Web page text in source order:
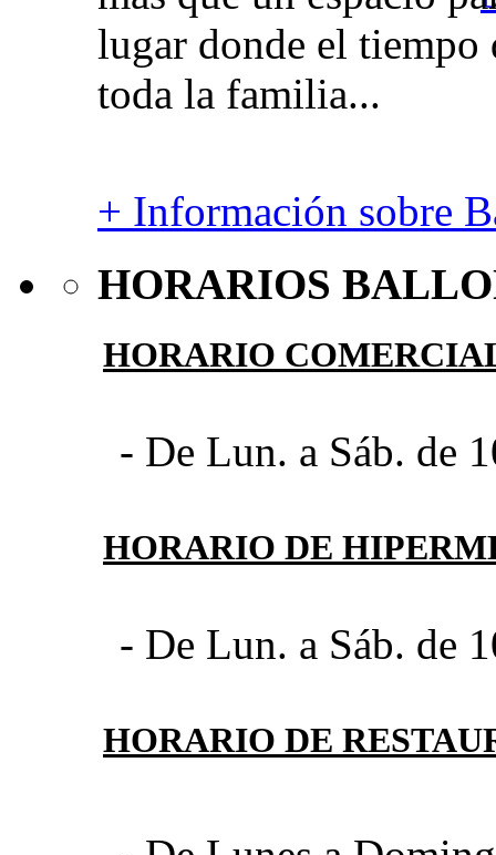
lugar donde el tiempo
toda la familia...
+ Información sobre
HORARIOS
HORARIO
- De Lun. a Sáb. de
HORARIO DE
- De Lun. a Sáb. de
HORARIO DE